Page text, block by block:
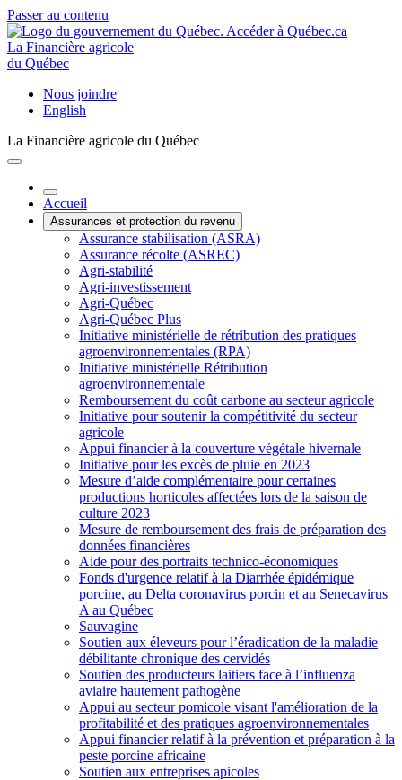
Passer au contenu
La Financière agricole
du Québec
Nous joindre
English
La Financière agricole du Québec
Accueil
Assurances et protection du revenu
Assurance stabilisation (ASRA)
Assurance récolte (ASREC)
Agri-stabilité
Agri-investissement
Agri-Québec
Agri-Québec Plus
Initiative ministérielle de rétribution des pratiques
agroenvironnementales (RPA)
Initiative ministérielle Rétribution
agroenvironnementale
Remboursement du coût carbone au secteur agricole
Initiative pour soutenir la compétitivité du secteur
agricole
Appui financier à la couverture végétale hivernale
Initiative pour les excès de pluie en 2023
Mesure d’aide complémentaire pour certaines
productions horticoles affectées lors de la saison de
culture 2023
Mesure de remboursement des frais de préparation des
données financières
Aide pour des portraits technico-économiques
Fonds d'urgence relatif à la Diarrhée épidémique
porcine, au Delta coronavirus porcin et au Senecavirus
A au Québec
Sauvagine
Soutien aux éleveurs pour l’éradication de la maladie
débilitante chronique des cervidés
Soutien des producteurs laitiers face à l’influenza
aviaire hautement pathogène
Appui au secteur pomicole visant l'amélioration de la
profitabilité et des pratiques agroenvironnementales
Appui financier relatif à la prévention et préparation à la
peste porcine africaine
Soutien aux entreprises apicoles